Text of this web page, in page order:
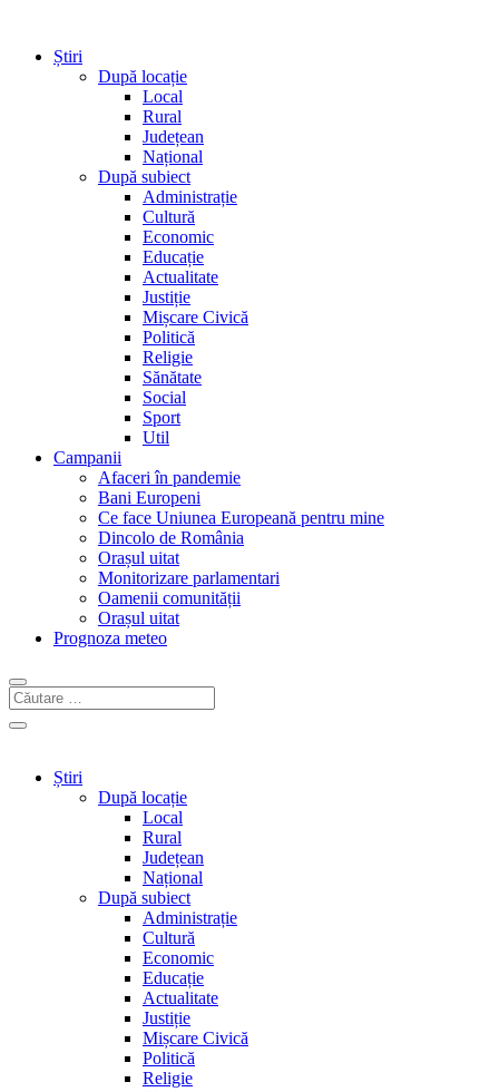
Știri
După locație
Local
Rural
Județean
Național
După subiect
Administrație
Cultură
Economic
Educație
Actualitate
Justiție
Mișcare Civică
Politică
Religie
Sănătate
Social
Sport
Util
Campanii
Afaceri în pandemie
Bani Europeni
Ce face Uniunea Europeană pentru mine
Dincolo de România
Orașul uitat
Monitorizare parlamentari
Oamenii comunității
Orașul uitat
Prognoza meteo
Știri
După locație
Local
Rural
Județean
Național
După subiect
Administrație
Cultură
Economic
Educație
Actualitate
Justiție
Mișcare Civică
Politică
Religie